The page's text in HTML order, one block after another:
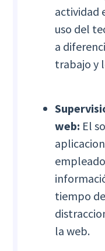
actividad
uso del
a
trabajo y
web: El
tiempo
la web.